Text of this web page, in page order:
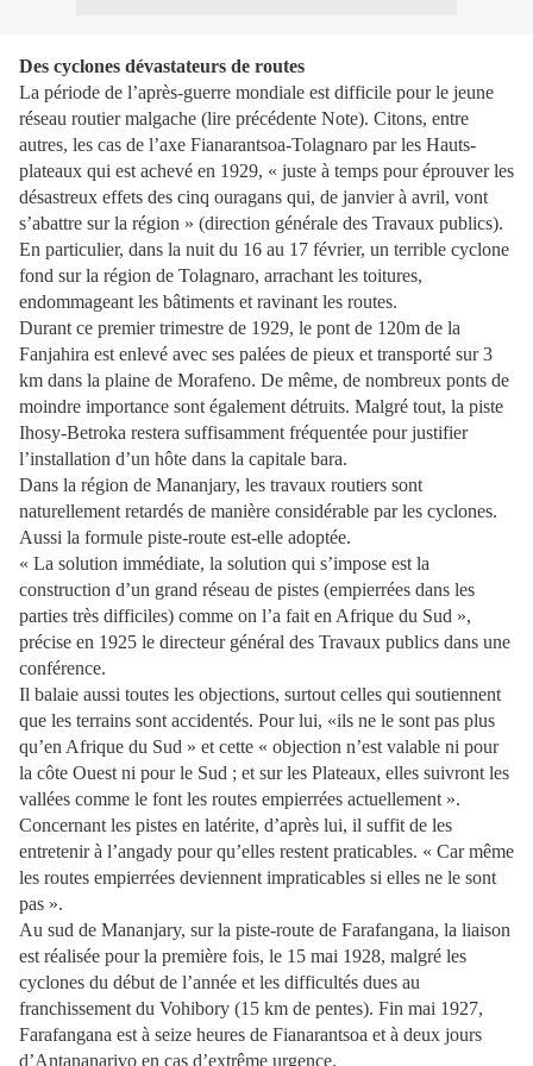
Des cyclones dévastateurs de routes
La période de l’après-guerre mondiale est difficile pour le jeune
réseau routier malgache (lire précédente Note). Citons, entre
autres, les cas de l’axe Fianarantsoa-Tolagnaro par les Hauts-
plateaux qui est achevé en 1929, « juste à temps pour éprouver les
désastreux effets des cinq ouragans qui, de janvier à avril, vont
s’abattre sur la région » (direction générale des Travaux publics).
En particulier, dans la nuit du 16 au 17 février, un terrible cyclone
fond sur la région de Tolagnaro, arrachant les toitures,
endommageant les bâtiments et ravinant les routes.
Durant ce premier trimestre de 1929, le pont de 120m de la
Fanjahira est enlevé avec ses palées de pieux et transporté sur 3
km dans la plaine de Morafeno. De même, de nombreux ponts de
moindre importance sont également détruits. Malgré tout, la piste
Ihosy-Betroka restera suffisamment fréquentée pour justifier
l’installation d’un hôte dans la capitale bara.
Dans la région de Mananjary, les travaux routiers sont
naturellement retardés de manière considérable par les cyclones.
Aussi la formule piste-route est-elle adoptée.
« La solution immédiate, la solution qui s’impose est la
construction d’un grand réseau de pistes (empierrées dans les
parties très difficiles) comme on l’a fait en Afrique du Sud »,
précise en 1925 le directeur général des Travaux publics dans une
conférence.
Il balaie aussi toutes les objections, surtout celles qui soutiennent
que les terrains sont accidentés. Pour lui, «ils ne le sont pas plus
qu’en Afrique du Sud » et cette « objection n’est valable ni pour
la côte Ouest ni pour le Sud ; et sur les Plateaux, elles suivront les
vallées comme le font les routes empierrées actuellement ».
Concernant les pistes en latérite, d’après lui, il suffit de les
entretenir à l’angady pour qu’elles restent praticables. « Car même
les routes empierrées deviennent impraticables si elles ne le sont
pas ».
Au sud de Mananjary, sur la piste-route de Farafangana, la liaison
est réalisée pour la première fois, le 15 mai 1928, malgré les
cyclones du début de l’année et les difficultés dues au
franchissement du Vohibory (15 km de pentes). Fin mai 1927,
Farafangana est à seize heures de Fianarantsoa et à deux jours
d’Antananarivo en cas d’extrême urgence.